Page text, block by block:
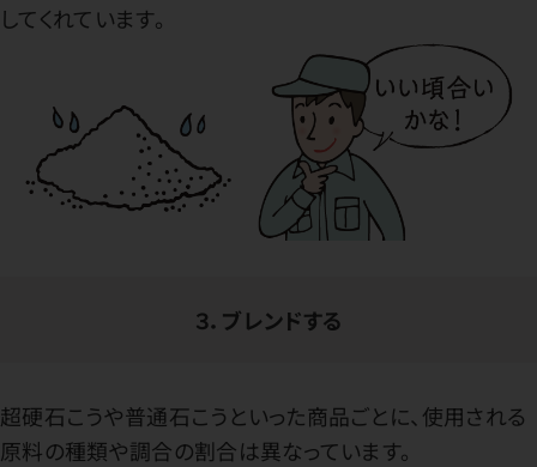
してくれています。
３．ブレンドする
超硬石こうや普通石こうといった商品ごとに、使用される
原料の種類や調合の割合は異なっています。